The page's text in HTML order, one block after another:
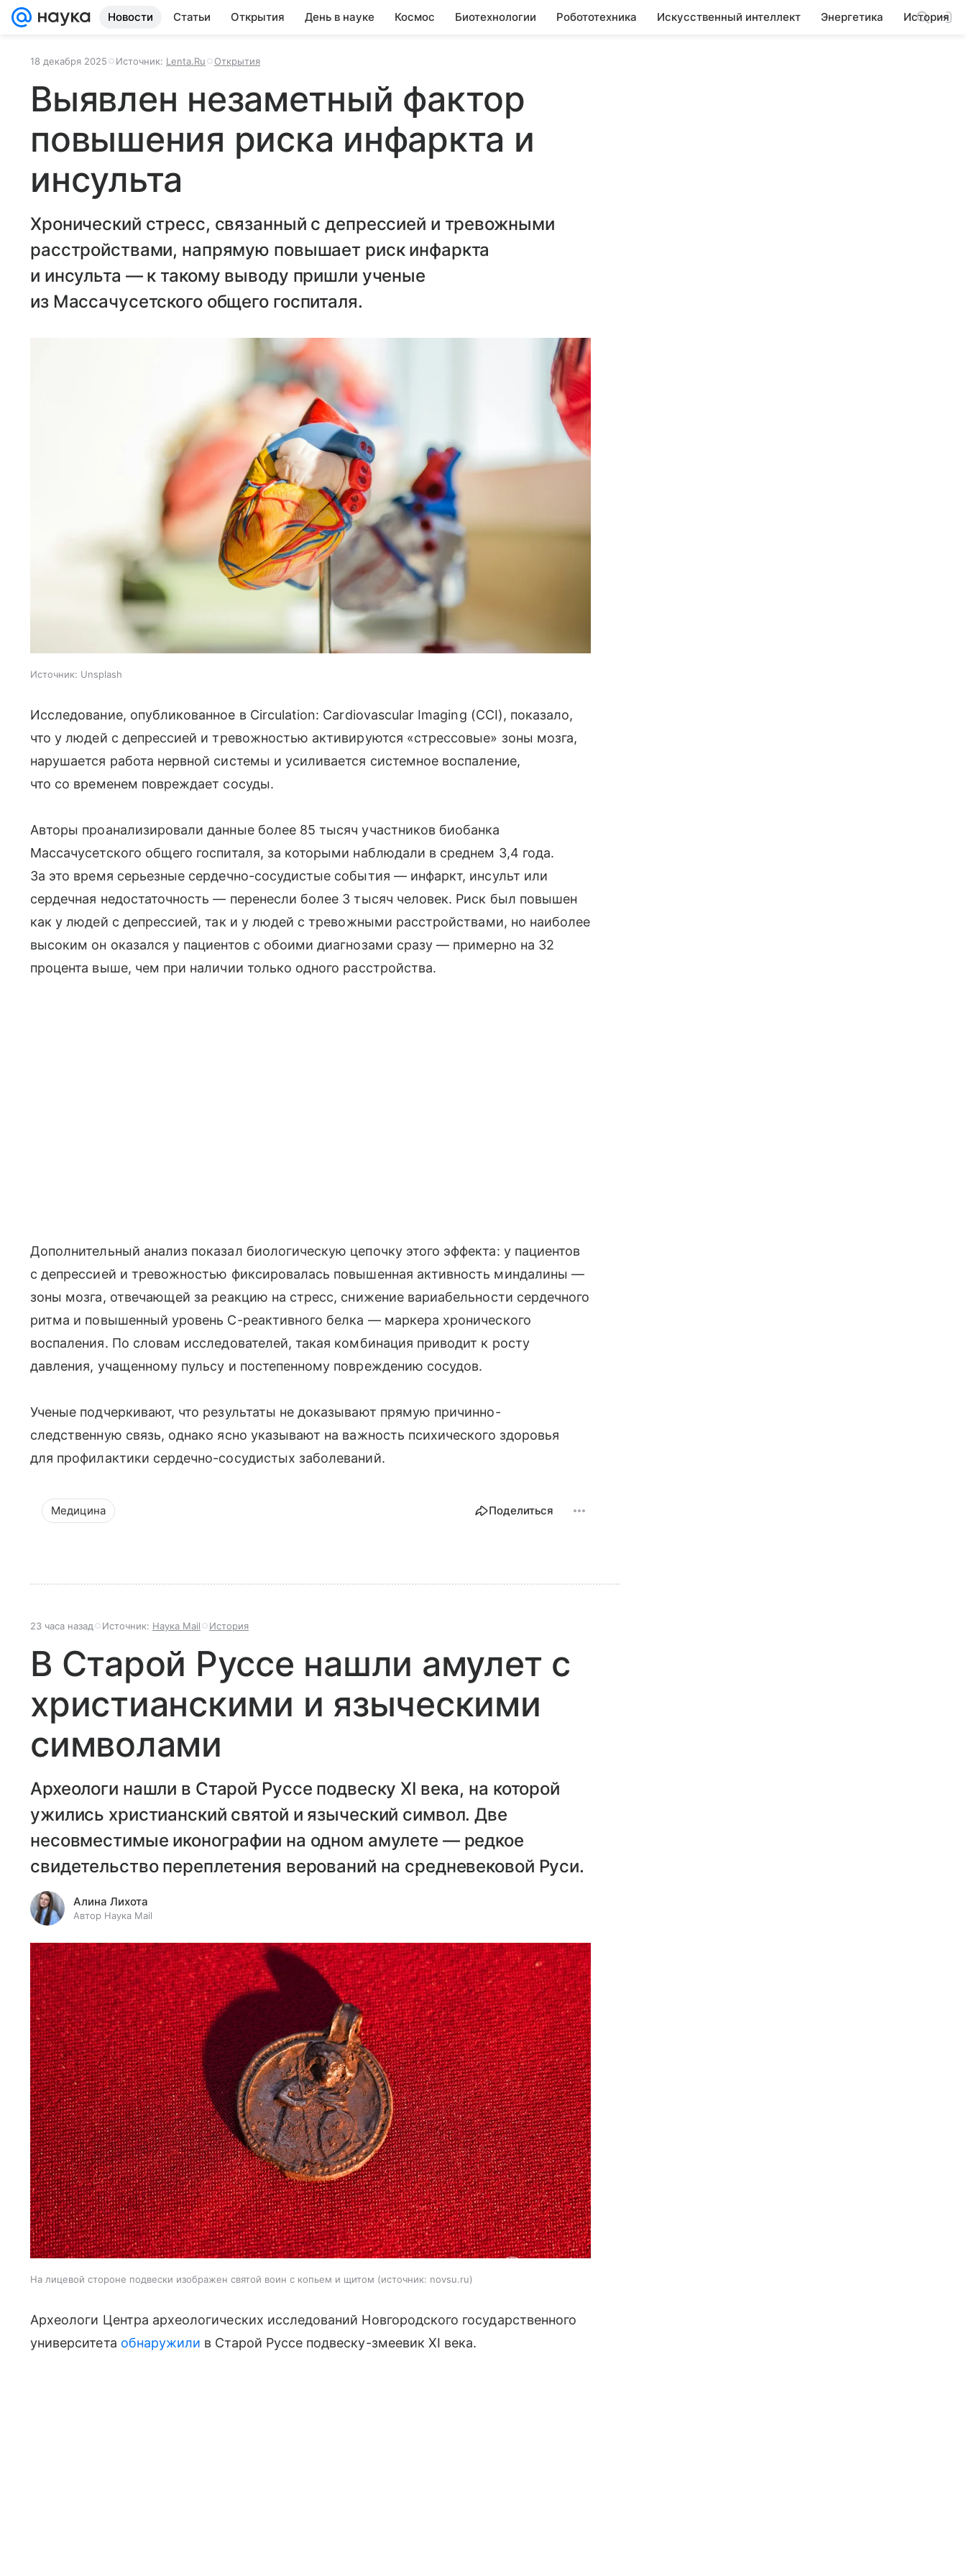
Новости Статьи Открытия День в науке Космос Биотехнологии Робототехника Искусственный интеллект Энергетика История
18 декабря 2025 Источник: Lenta.Ru Открытия
Выявлен незаметный фактор
повышения риска инфаркта и
инсульта
Хронический стресс, связанный с депрессией и тревожными
расстройствами, напрямую повышает риск инфаркта
и инсульта — к такому выводу пришли ученые
из Массачусетского общего госпиталя.
Источник: Unsplash
Исследование, опубликованное в Circulation: Cardiovascular Imaging (CCI), показало,
что у людей с депрессией и тревожностью активируются «стрессовые» зоны мозга,
нарушается работа нервной системы и усиливается системное воспаление,
что со временем повреждает сосуды.
Авторы проанализировали данные более 85 тысяч участников биобанка
Массачусетского общего госпиталя, за которыми наблюдали в среднем 3,4 года.
За это время серьезные сердечно-сосудистые события — инфаркт, инсульт или
сердечная недостаточность — перенесли более 3 тысяч человек. Риск был повышен
как у людей с депрессией, так и у людей с тревожными расстройствами, но наиболее
высоким он оказался у пациентов с обоими диагнозами сразу — примерно на 32
процента выше, чем при наличии только одного расстройства.
Дополнительный анализ показал биологическую цепочку этого эффекта: у пациентов
с депрессией и тревожностью фиксировалась повышенная активность миндалины —
зоны мозга, отвечающей за реакцию на стресс, снижение вариабельности сердечного
ритма и повышенный уровень С-реактивного белка — маркера хронического
воспаления. По словам исследователей, такая комбинация приводит к росту
давления, учащенному пульсу и постепенному повреждению сосудов.
Ученые подчеркивают, что результаты не доказывают прямую причинно-
следственную связь, однако ясно указывают на важность психического здоровья
для профилактики сердечно-сосудистых заболеваний.
Медицина Поделиться
23 часа назад Источник: Наука Mail История
В Старой Руссе нашли амулет с
христианскими и языческими
символами
Археологи нашли в Старой Руссе подвеску XI века, на которой
ужились христианский святой и языческий символ. Две
несовместимые иконографии на одном амулете — редкое
свидетельство переплетения верований на средневековой Руси.
Алина Лихота
Автор Наука Mail
На лицевой стороне подвески изображен святой воин с копьем и щитом источник: novsu.ru
Археологи Центра археологических исследований Новгородского государственного
университета обнаружили в Старой Руссе подвеску-змеевик XI века.